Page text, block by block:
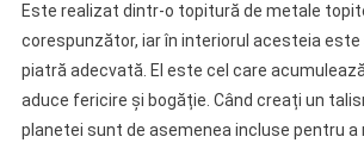
Este realizat dintr-o topitură de metale
corespunzător, iar în interiorul acesteia
piatră adecvată. El este cel care
aduce fericire și bogăție. Când creați un
planetei sunt de asemenea incluse pentru